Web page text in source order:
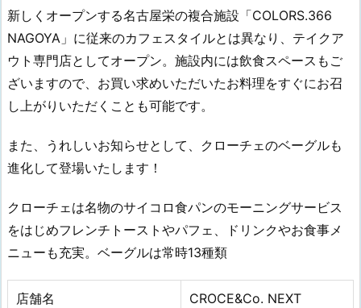
新しくオープンする名古屋栄の複合施設「COLORS.366
NAGOYA」に従来のカフェスタイルとは異なり、テイクア
ウト専門店としてオープン。施設内には飲食スペースもご
ざいますので、お買い求めいただいたお料理をすぐにお召
し上がりいただくことも可能です。
また、うれしいお知らせとして、クローチェのベーグルも
進化して登場いたします！
クローチェは名物のサイコロ食パンのモーニングサービス
をはじめフレンチトーストやパフェ、ドリンクやお食事メ
ニューも充実。ベーグルは常時13種類
店舗名 CROCE&Co. NEXT